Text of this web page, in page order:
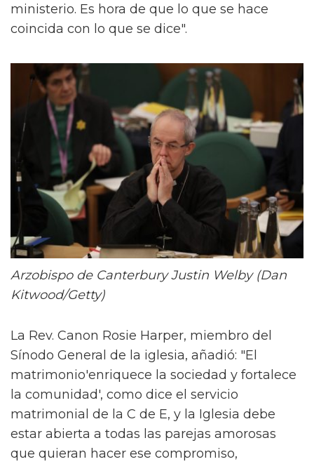
ministerio. Es hora de que lo que se hace
coincida con lo que se dice".
Arzobispo de Canterbury Justin Welby (Dan
Kitwood/Getty)
La Rev. Canon Rosie Harper, miembro del
Sínodo General de la iglesia, añadió: "El
matrimonio'enriquece la sociedad y fortalece
la comunidad', como dice el servicio
matrimonial de la C de E, y la Iglesia debe
estar abierta a todas las parejas amorosas
que quieran hacer ese compromiso,